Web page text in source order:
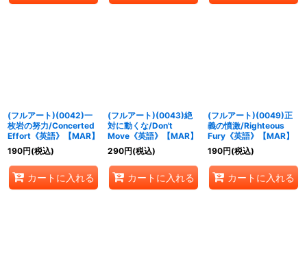
(フルアート)(0042)一
枚岩の努力/Concerted
Effort《英語》【MAR】
190円(税込)
カートに入れる
(フルアート)(0043)絶
対に動くな/Don't
Move《英語》【MAR】
290円(税込)
カートに入れる
(フルアート)(0049)正
義の憤激/Righteous
Fury《英語》【MAR】
190円(税込)
カートに入れる